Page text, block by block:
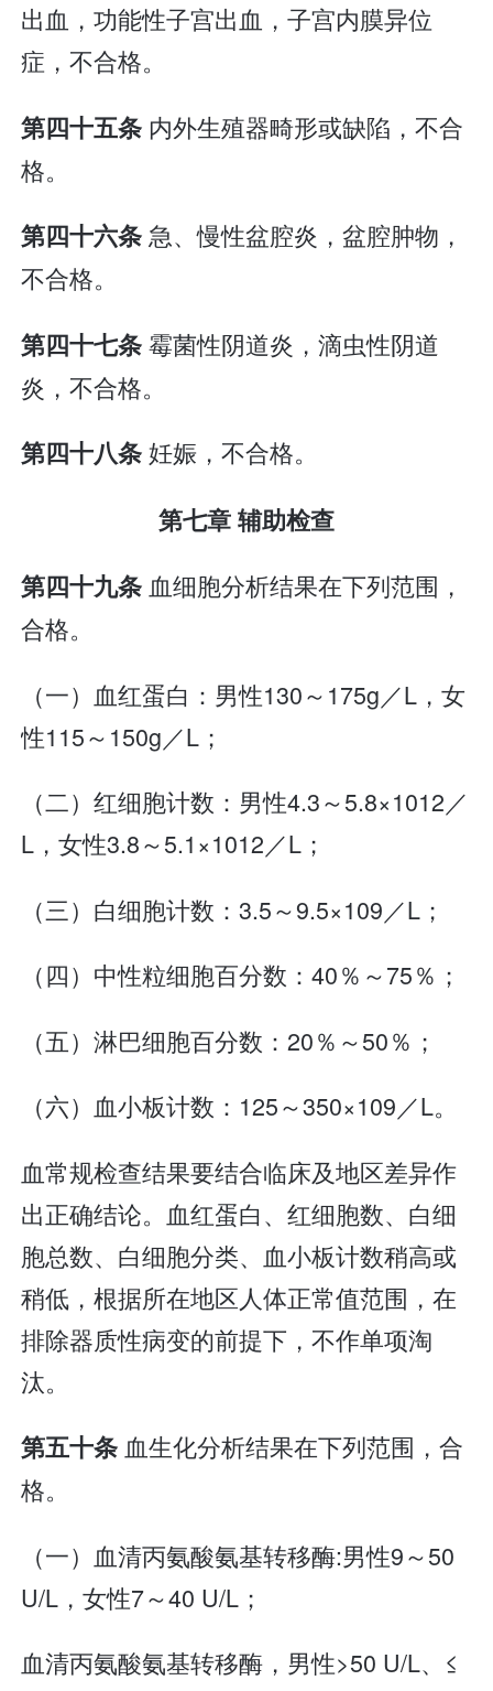
出血，功能性子宫出血，子宫内膜异位
症，不合格。
第四十五条 内外生殖器畸形或缺陷，不合
格。
第四十六条急、慢性盆腔炎，盆腔肿物，
不合格。
第四十七条霉菌性阴道炎，滴虫性阴道
炎，不合格。
第四十八条妊娠，不合格。
第七章 辅助检查
第四十九条血细胞分析结果在下列范围，
合格。
（一）血红蛋白：男性130～175g／L，女
性115～150g／L；
（二）红细胞计数：男性4.3～5.8×1012／
L，女性3.8～5.1×1012／L；
（三）白细胞计数：3.5～9.5×109／L；
（四）中性粒细胞百分数：40％～75％；
（五）淋巴细胞百分数：20％～50％；
（六）血小板计数：125～350×109／L。
血常规检查结果要结合临床及地区差异作
出正确结论。血红蛋白、红细胞数、白细
胞总数、白细胞分类、血小板计数稍高或
稍低，根据所在地区人体正常值范围，在
排除器质性病变的前提下，不作单项淘
汰。
第五十条血生化分析结果在下列范围，合
格。
（一）血清丙氨酸氨基转移酶:男性9～50
U/L，女性7～40 U/L；
血清丙氨酸氨基转移酶，男性>50 U/L、≤